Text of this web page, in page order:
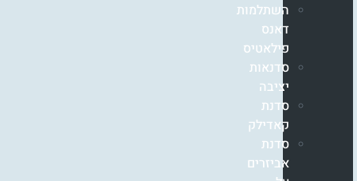
השתלמות
דאנס
פילאטיס
סדנאות
יציבה
סדנת
קאדילק
סדנת
אביזרים